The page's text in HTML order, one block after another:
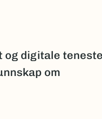
og digitale
om